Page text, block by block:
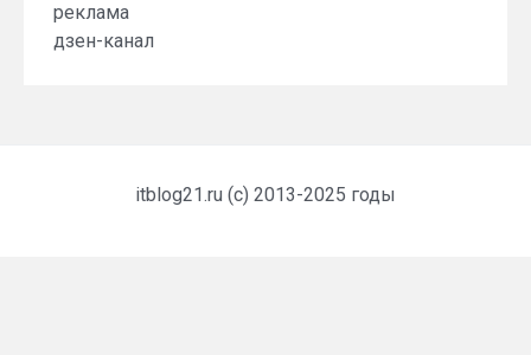
реклама
дзен-канал
itblog21.ru (c) 2013-2025 годы